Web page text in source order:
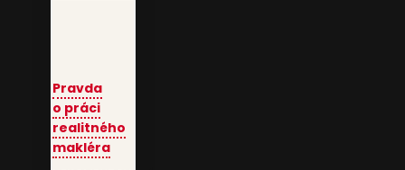
Pravda
o práci
realitného
makléra